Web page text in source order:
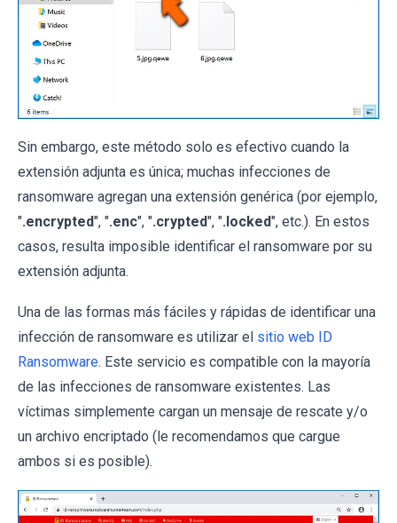
Sin embargo, este método solo es efectivo cuando la
extensión adjunta es única; muchas infecciones de
ransomware agregan una extensión genérica (por ejemplo,
".encrypted", ".enc", ".crypted", ".locked", etc.). En estos
casos, resulta imposible identificar el ransomware por su
extensión adjunta.
Una de las formas más fáciles y rápidas de identificar una
infección de ransomware es utilizar el sitio web ID
Ransomware. Este servicio es compatible con la mayoría
de las infecciones de ransomware existentes. Las
víctimas simplemente cargan un mensaje de rescate y/o
un archivo encriptado (le recomendamos que cargue
ambos si es posible).